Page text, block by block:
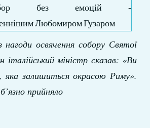
нагоди освячення собору Святої
італійський міністр сказав: «Ви
яка залишиться окрасою Риму».
прийняло